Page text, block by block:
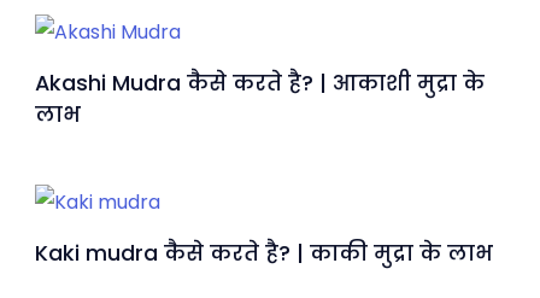
Akashi Mudra कैसे करते है? | आकाशी मुद्रा के
लाभ
Kaki mudra कैसे करते है? | काकी मुद्रा के लाभ